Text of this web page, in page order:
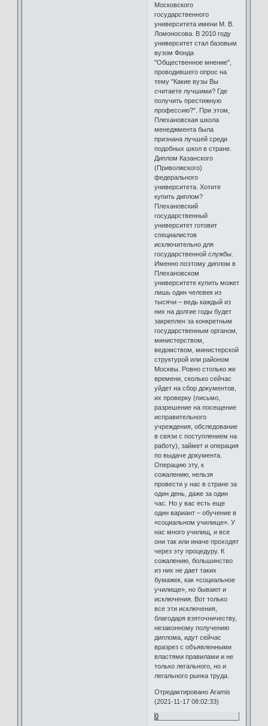
Московского
государственного
университета имени М. В.
Ломоносова. В 2010 году
университет стал базовым
вузом Фонда
"Общественное мнение",
проводившего опрос на
тему "Какие вузы Вы
считаете лучшими? Где
получить престижную
профессию?". При этом,
Плехановская школа
менеджмента была
признана лучшей среди
подобных школ в стране.
Диплом Казанского
(Приволжского)
федерального
университета. Хотите
купить диплом?
Плехановский
государственный
университет готовит
специалистов
исключительно для
государственной службы.
Именно поэтому диплом в
Плехановском
университете купить может
лишь один человек из
тысячи – ведь каждый из
них на долгие годы будет
закреплен за конкретным
государственным органом,
министерством,
ведомством, министерской
структурой или районом
Москвы. Ровно столько же
времени, сколько сейчас
уйдет на сбор документов,
их проверку (письмо,
разрешение на посещение
исправительного
учреждения, обследование
в связи с поступлением на
работу), займет и операция
по выдаче документа.
Операцию эту, к
сожалению, нельзя
провести у нас в стране за
один день, даже за один
час. Но у вас есть еще
один вариант – обучение в
«социальном училище». У
нас много училищ, и все
они так или иначе проходят
через эту процедуру. К
сожалению, большинство
из них не дает таких
бумажек, как «социальное
училище», но бывают и
исключения. Вот только
все эти исключения,
благодаря взяточничеству,
незаконному получению
диплома, идут сейчас
вразрез с объявленными
властями правилами и не
только легального, но и
легального рынка труда.
Отредактировано Aramis
(2021-11-17 08:02:33)
0